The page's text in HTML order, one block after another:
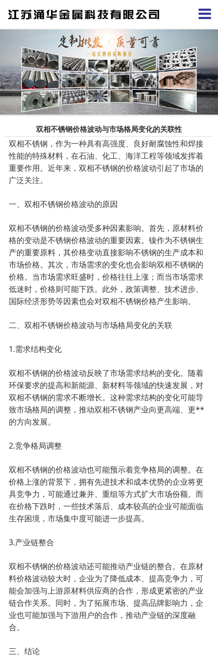
双相不锈钢价格波动与市场格局变化的关联性
双相不锈钢，作为一种具有高强度、良好耐腐蚀性和焊接
性能的特殊材料，在石油、化工、海洋工程等领域发挥着
重要作用。近年来，双相不锈钢的价格波动引起了市场的
广泛关注。
一、双相不锈钢价格波动的原因
双相不锈钢的价格波动受多种因素影响。首先，原材料价
格的变动是不锈钢价格波动的重要因素。镍作为不锈钢生
产的重要原料，其价格变动直接影响不锈钢的生产成本和
市场价格。其次，市场需求的变化也会影响双相不锈钢的
价格。当市场需求旺盛时，价格往往上涨；而当市场需求
低迷时，价格则可能下跌。此外，政策调整、技术进步、
国际经济形势等因素也会对双相不锈钢价格产生影响。
二、双相不锈钢价格波动与市场格局变化的关联
1.需求结构变化
双相不锈钢的价格波动反映了市场需求结构的变化。随着
环保要求的提高和新能源、新材料等领域的快速发展，对
双相不锈钢的需求不断增长。这种需求结构的变化可能导
致市场格局的调整，推动双相不锈钢产业向更高端、更**
的方向发展。
2.竞争格局调整
双相不锈钢的价格波动也可能预示着竞争格局的调整。在
价格上涨的背景下，拥有先进技术和成本优势的企业将更
具竞争力，可能通过兼并、重组等方式扩大市场份额。而
在价格下跌时，一些技术落后、成本较高的企业可能面临
生存困境，市场集中度可能进一步提高。
3.产业链整合
双相不锈钢的价格波动还可能推动产业链的整合。在原材
料价格波动较大时，企业为了降低成本、提高竞争力，可
能会加强与上游原材料供应商的合作，形成更紧密的产业
链合作关系。同时，为了拓展市场、提高品牌影响力，企
业也可能加强与下游用户的合作，推动产业链的深度融
合。
三、结论